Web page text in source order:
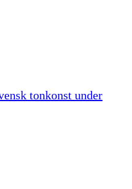
tonkonst under